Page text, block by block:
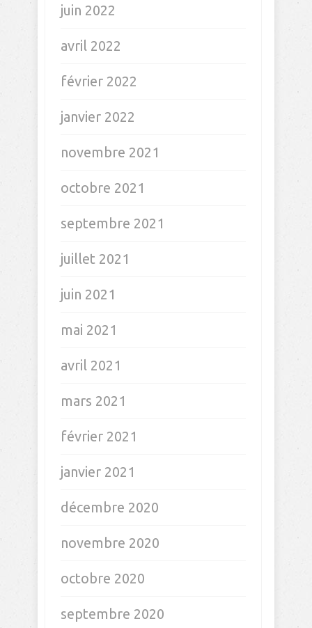
avril 2024
janvier 2024
décembre 2023
novembre 2023
octobre 2023
septembre 2023
juin 2023
mars 2023
février 2023
janvier 2023
décembre 2022
juin 2022
avril 2022
février 2022
janvier 2022
novembre 2021
octobre 2021
septembre 2021